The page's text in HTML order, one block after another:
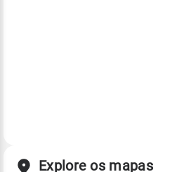
Explore os mapas